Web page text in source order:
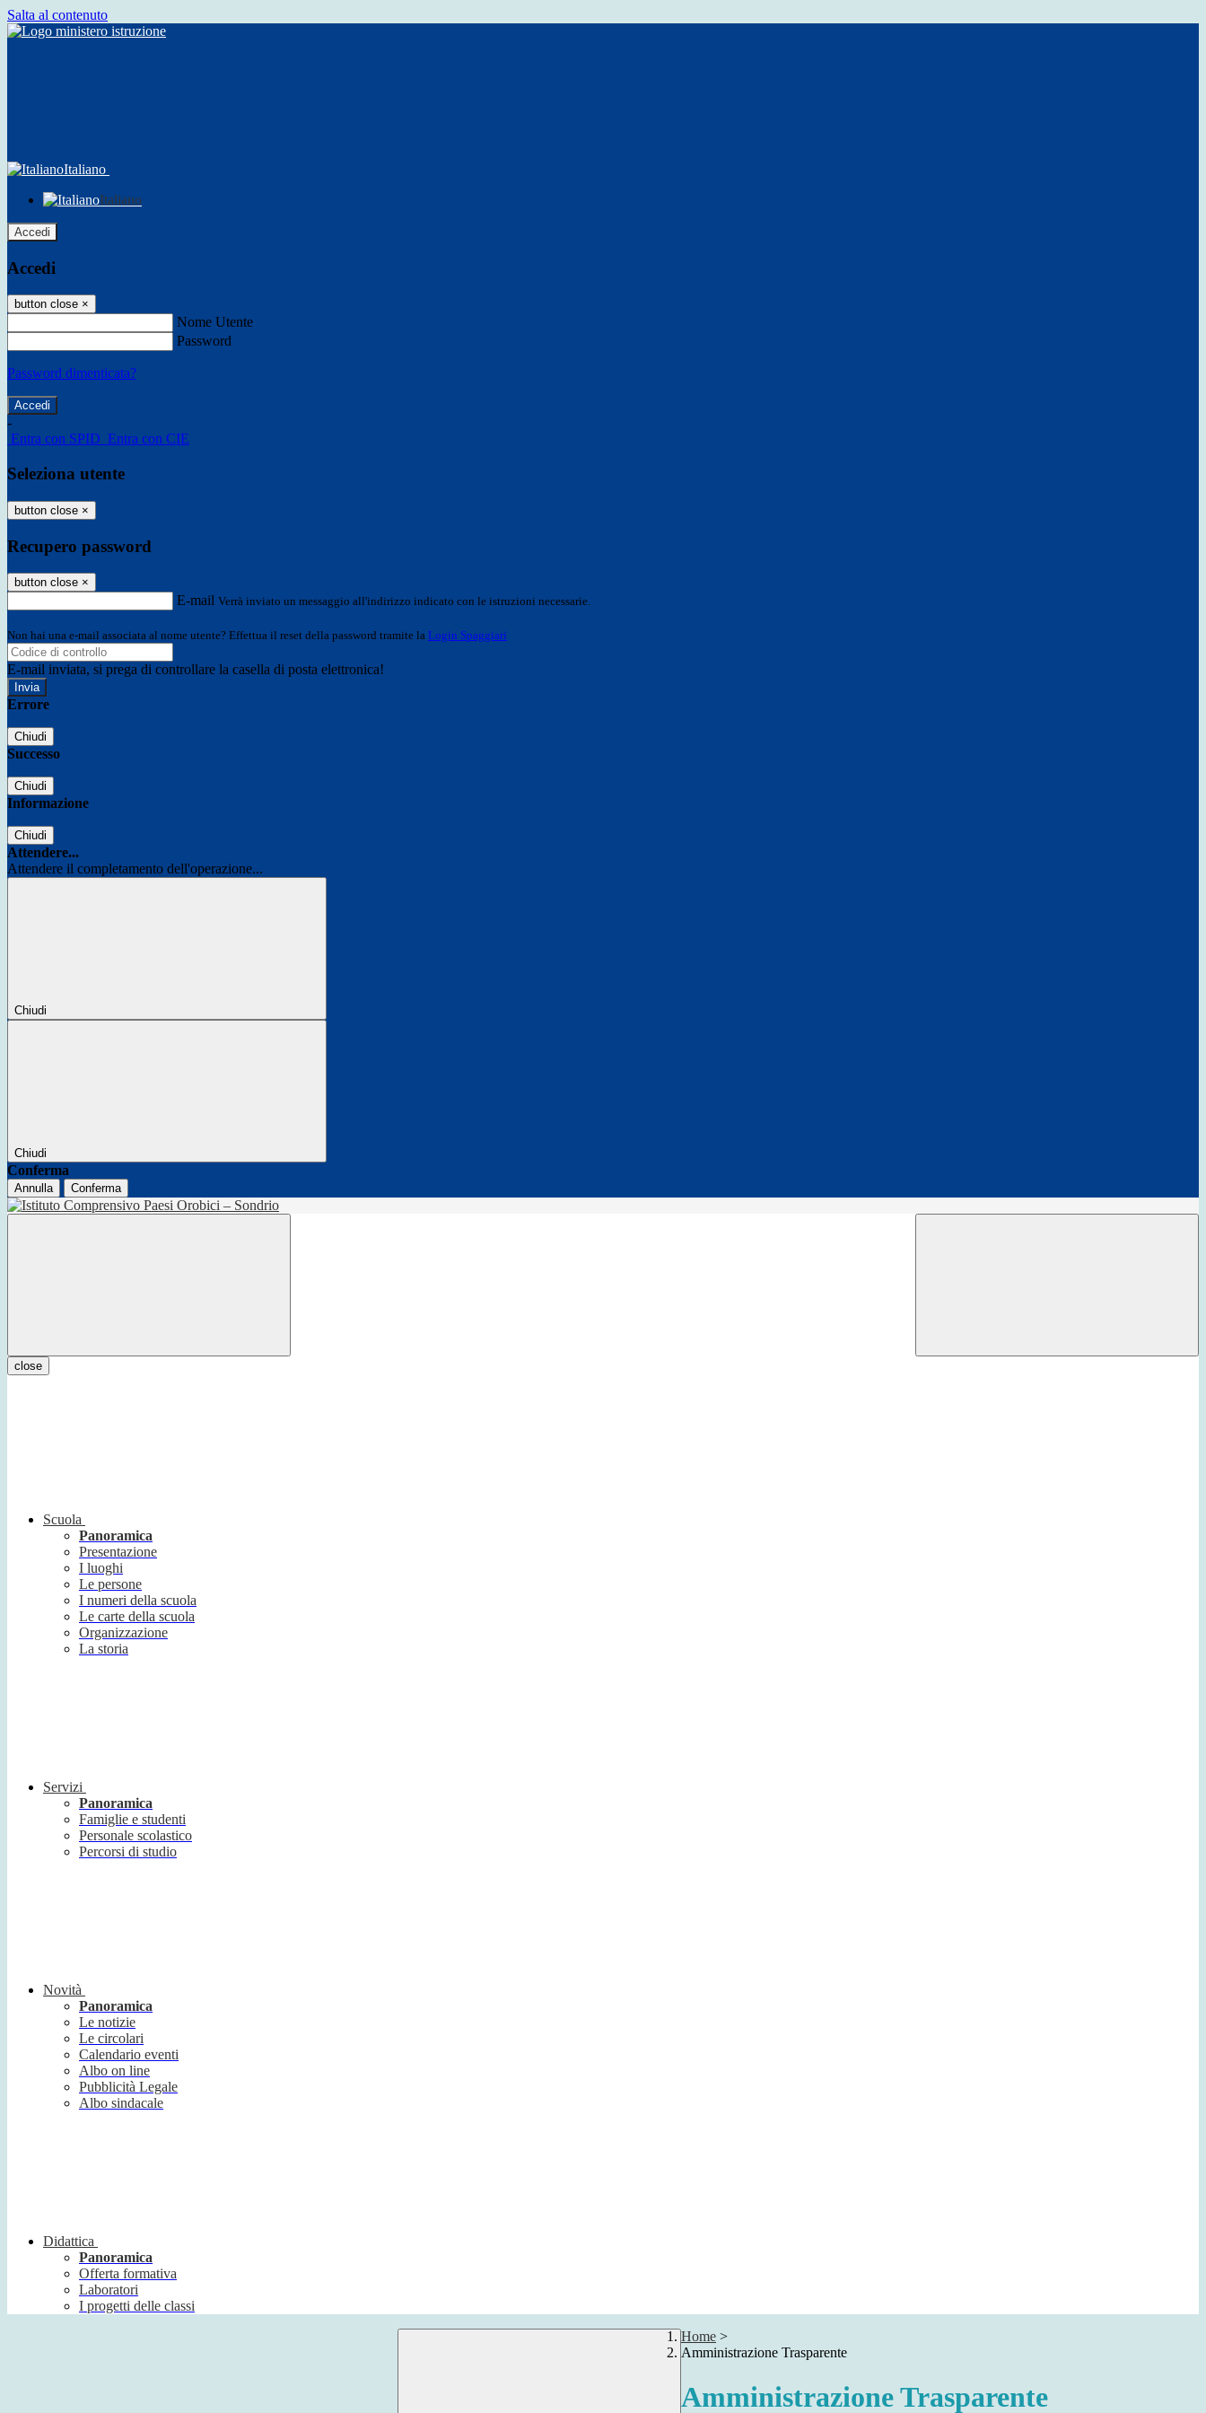
Salta al contenuto
Italiano
Italiano
Accedi
Accedi
button close ×
Nome Utente
Password
Password dimenticata?
-
Entra con SPID Entra con CIE
Seleziona utente
button close ×
Recupero password
button close ×
E-mail Verrà inviato un messaggio all'indirizzo indicato con le istruzioni necessarie.
Non hai una e-mail associata al nome utente? Effettua il reset della password tramite la Login Spaggiari
E-mail inviata, si prega di controllare la casella di posta elettronica!
Errore
Chiudi
Successo
Chiudi
Informazione
Chiudi
Attendere...
Attendere il completamento dell'operazione...
Chiudi
Chiudi
Conferma
Annulla Conferma
close
Scuola
Panoramica
Presentazione
I luoghi
Le persone
I numeri della scuola
Le carte della scuola
Organizzazione
La storia
Servizi
Panoramica
Famiglie e studenti
Personale scolastico
Percorsi di studio
Novità
Panoramica
Le notizie
Le circolari
Calendario eventi
Albo on line
Pubblicità Legale
Albo sindacale
Didattica
Panoramica
Offerta formativa
Laboratori
I progetti delle classi
Home >
Amministrazione Trasparente
Amministrazione Trasparente